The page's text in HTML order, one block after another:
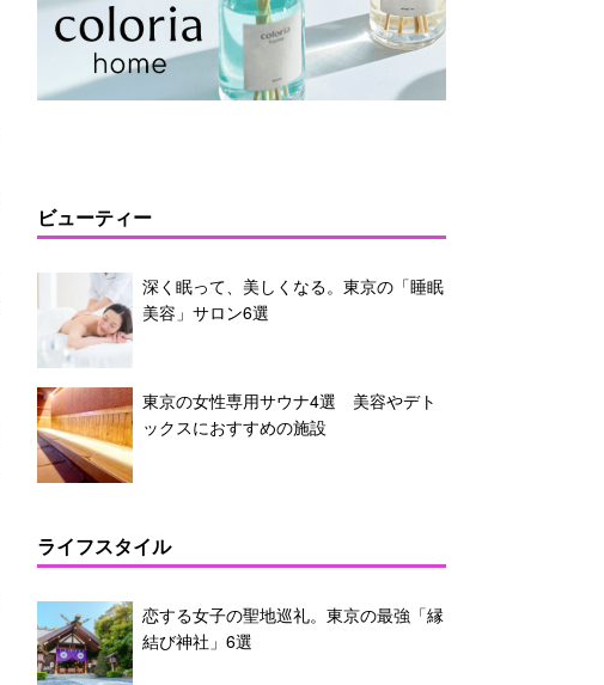
ビューティー
深く眠って、美しくなる。東京の「睡眠
美容」サロン6選
東京の女性専用サウナ4選 美容やデト
ックスにおすすめの施設
ライフスタイル
恋する女子の聖地巡礼。東京の最強「縁
結び神社」6選